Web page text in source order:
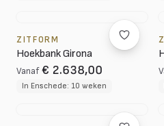
ZITFORM
Hoekbank Girona
Vanaf € 2.638,00
In Enschede: 10 weken